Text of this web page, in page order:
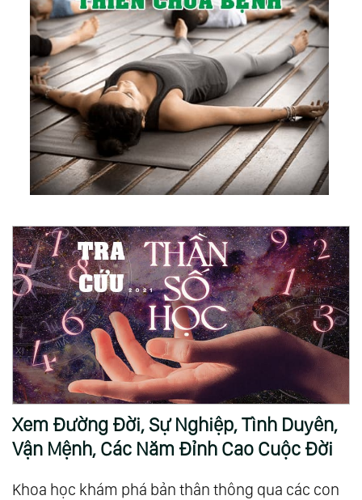
Xem Đường Đời, Sự Nghiệp, Tình Duyên,
Vận Mệnh, Các Năm Đỉnh Cao Cuộc Đời
Khoa học khám phá bản thân thông qua các con